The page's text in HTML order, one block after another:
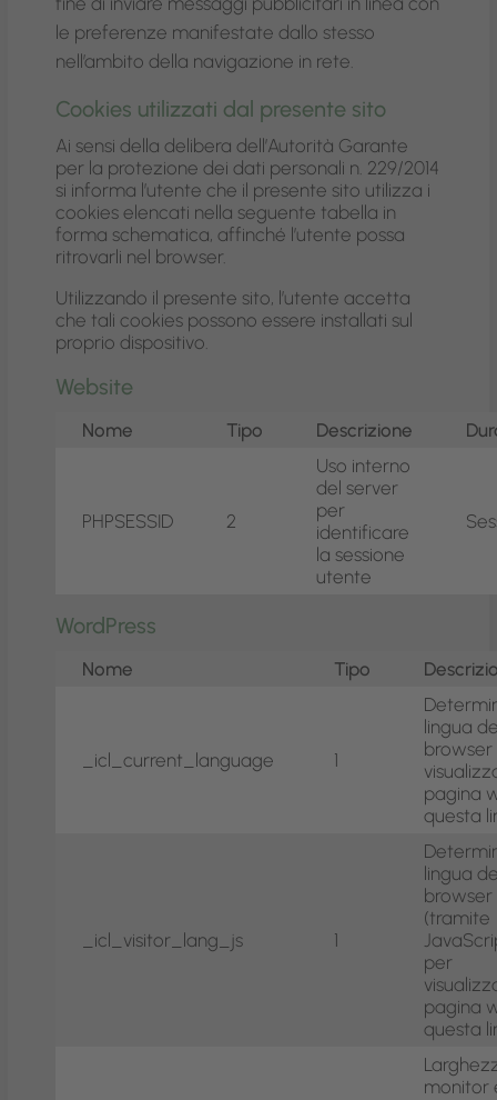
le preferenze manifestate dallo stesso
nell’ambito della navigazione in rete.
Cookies utilizzati dal presente sito
Ai sensi della delibera dell’Autorità Garante
per la protezione dei dati personali n. 229/2014
si informa l’utente che il presente sito utilizza i
cookies elencati nella seguente tabella in
forma schematica, affinché l’utente possa
ritrovarli nel browser.
Utilizzando il presente sito, l’utente accetta
che tali cookies possono essere installati sul
proprio dispositivo.
Website
Nome Tipo Descrizione
PHPSESSID 2
Uso interno
del server
per
identificare
la sessione
utente
WordPress
Nome Tipo
_icl_current_language 1
lingua
pagina
questa
_icl_visitor_lang_js 1
lingua
browser
(tramite
per
pagina
questa
monitor